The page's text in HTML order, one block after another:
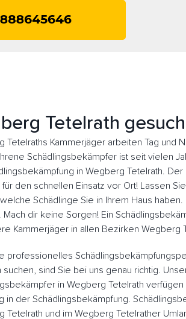
Tetelrath
Tetelraths Kammerjäger arbeiten Tag und
Schädlingsbekämpfer ist seit vielen
in Wegberg Tetelrath.
für den schnellen Einsatz vor Ort! Lassen
Schädlinge Sie in Ihrem Haus
Mach dir keine Sorgen! Ein
Kammerjäger in allen Bezirken Wegberg
professionelles
suchen, sind Sie bei uns genau richtig.
in Wegberg Tetelrath
in der Schädlingsbekämpfung.
Tetelrath und im Wegberg Tetelrather